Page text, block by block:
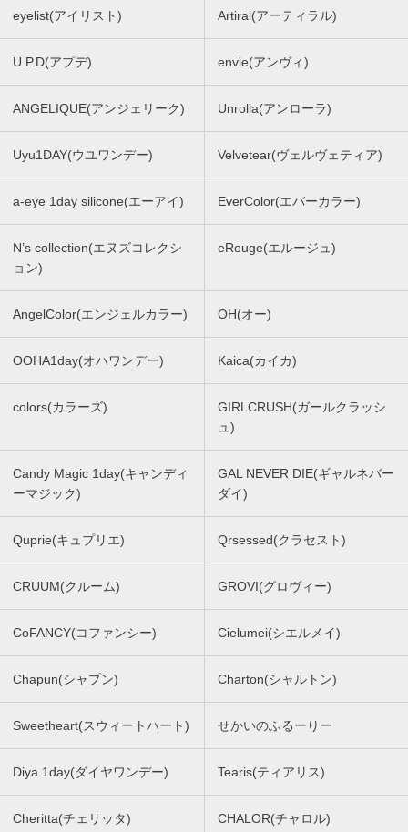
eyelist(アイリスト) Artiral(アーティラル)
U.P.D(アプデ) envie(アンヴィ)
ANGELIQUE(アンジェリーク) Unrolla(アンローラ)
Uyu1DAY(ウユワンデー) Velvetear(ヴェルヴェティア)
a-eye 1day silicone(エーアイ) EverColor(エバーカラー)
N’s collection(エヌズコレクシ
ョン)
eRouge(エルージュ)
AngelColor(エンジェルカラー) OH(オー)
OOHA1day(オハワンデー) Kaica(カイカ)
colors(カラーズ)
GIRLCRUSH(ガールクラッシ
ュ)
Candy Magic 1day(キャンディ
ーマジック)
GAL NEVER DIE(ギャルネバー
ダイ)
Quprie(キュプリエ) Qrsessed(クラセスト)
CRUUM(クルーム) GROVI(グロヴィー)
CoFANCY(コファンシー) Cielumei(シエルメイ)
Chapun(シャプン) Charton(シャルトン)
Sweetheart(スウィートハート) せかいのふるーりー
Diya 1day(ダイヤワンデー) Tearis(ティアリス)
Cheritta(チェリッタ) CHALOR(チャロル)